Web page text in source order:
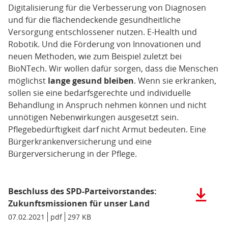
Digitalisierung für die Verbesserung von Diagnosen
und für die flächendeckende gesundheitliche
Versorgung entschlossener nutzen. E-Health und
Robotik. Und die Förderung von Innovationen und
neuen Methoden, wie zum Beispiel zuletzt bei
BioNTech. Wir wollen dafür sorgen, dass die Menschen
möglichst lange gesund bleiben. Wenn sie erkranken,
sollen sie eine bedarfsgerechte und individuelle
Behandlung in Anspruch nehmen können und nicht
unnötigen Nebenwirkungen ausgesetzt sein.
Pflegebedürftigkeit darf nicht Armut bedeuten. Eine
Bürgerkrankenversicherung und eine
Bürgerversicherung in der Pflege.
Beschluss des SPD-Parteivorstandes:
Zukunftsmissionen für unser Land
Metadaten:
Datum/Gültigkeit:
07.02.2021 Dateiformat:
pdf Dateigröße:
297 KB
der